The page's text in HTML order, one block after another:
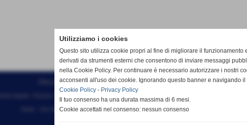
Effesystem di Fabio Favati
Sede legale -Piazza Carducci 18 55045 Pietrasanta (LU)
Sede - Via Ottorino Ciabattini Viareggio
Utilizziamo i cookies
Questo sito utilizza cookie propri al fine di migliorare il
derivati da strumenti esterni che consentono di inviare messaggi
nella Cookie Policy. Per continuare è necessario autorizzare i nostri
acconsenti all'uso dei cookie. Ignorando questo banner e navigando
Cookie Policy - Privacy Policy
Il tuo consenso ha una durata massima di 6 mesi.
Cookie accettati nel consenso: nessun consenso